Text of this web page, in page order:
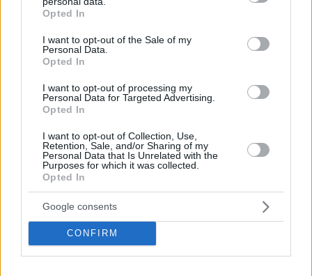
grant or deny consent to Google and its third-party tags to
use your data for below specified purposes in below Google
consent section.
Opted In
I want to opt-out of the Sale of my
Personal Data.
Opted In
I want to opt-out of processing my
Personal Data for Targeted Advertising.
Opted In
I want to opt-out of Collection, Use,
Retention, Sale, and/or Sharing of my
Personal Data that Is Unrelated with the
Purposes for which it was collected.
Opted In
Google consents
CONFIRM
Forbes: Οι καλύτεροι προορισμοί στον κόσμο για
να ζήσεις μετά την σύνταξη, ανάμεσά τους και
τέσσερις πόλεις της Ελλάδας